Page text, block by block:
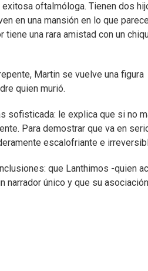
exitosa oftalmóloga. Tienen dos
en una mansión en lo que
una rara amistad con un
Martin se vuelve una figura
quien murió.
sofisticada: le explica que si no
Para demostrar que va en
escalofriante e
que Lanthimos -quien
narrador único y que su